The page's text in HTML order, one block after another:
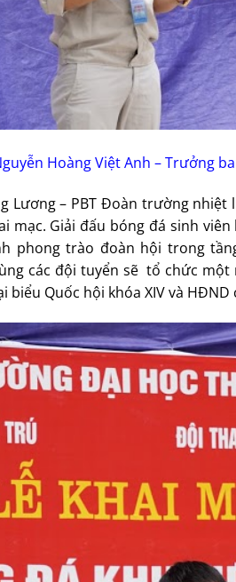
Hoàng Việt Anh – Trưởng
Lương – PBT Đoàn trường
mạc. Giải đấu bóng đá sinh
phong trào đoàn hội trong
các đội tuyển sẽ tổ chức
Quốc hội khóa XIV và